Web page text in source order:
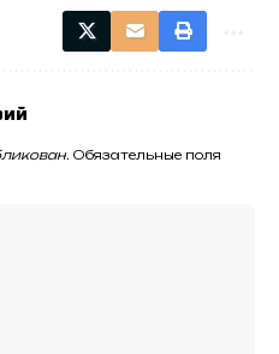
Обязательные поля